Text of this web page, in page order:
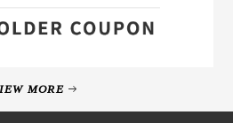
MORE